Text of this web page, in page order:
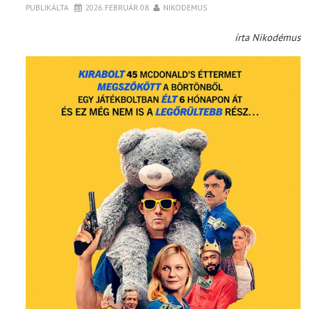
PUBLIKÁLTA 2026. FEBRUÁR 08. NIKODEMUS
írta Nikodémus